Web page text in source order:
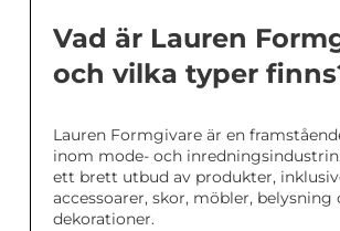
Vad är Lauren
och vilka typer
Lauren Formgivare är en
inom mode- och
ett brett utbud av produkter,
accessoarer, skor, möbler, belysning
dekorationer.